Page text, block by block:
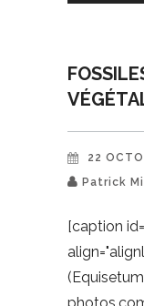
22
Patrick
[caption